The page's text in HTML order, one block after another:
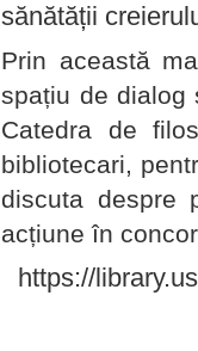
sănătății
Prin această
spațiu de dialog
Catedra de
bibliotecari,
discuta despre
acțiune în
https://